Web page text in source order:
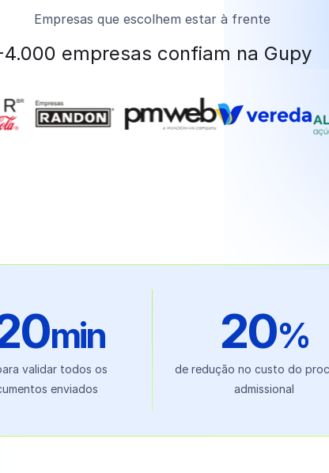
Empresas que escolhem estar à frente
empresas confiam na Gupy
min
validar todos os
enviados
20%
de redução no custo do
admissional